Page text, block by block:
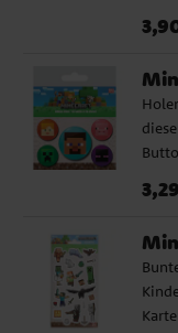
oder
Preis
cm,
Preis